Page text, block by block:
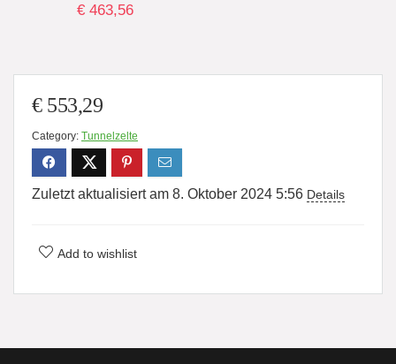
€ 463,56
€553,29
Category: Tunnelzelte
Zuletzt aktualisiert am 8. Oktober 2024 5:56 Details
Add to wishlist